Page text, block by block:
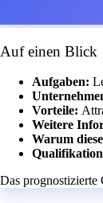
Auf einen Blick
Aufgaben:
Vorteile:
Weitere
Warum
Das prognostizierte